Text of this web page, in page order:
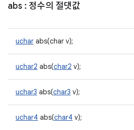
abs : 정수의 절댓값
uchar abs(char v);
uchar2 abs(char2 v);
uchar3 abs(char3 v);
uchar4 abs(char4 v);